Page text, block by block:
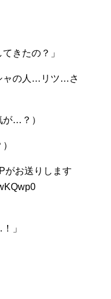
きたの？」
ャの人…リツ…さ
が…？）
がお送りします
」